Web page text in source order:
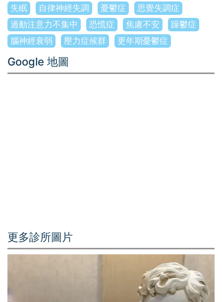
失眠 自律神經失調 憂鬱症
思覺失調症
過動注意力不集中
恐慌症 焦慮不安
躁鬱症
腦神經衰弱
壓力症候群 更年期憂鬱症
Google 地圖
更多診所圖片